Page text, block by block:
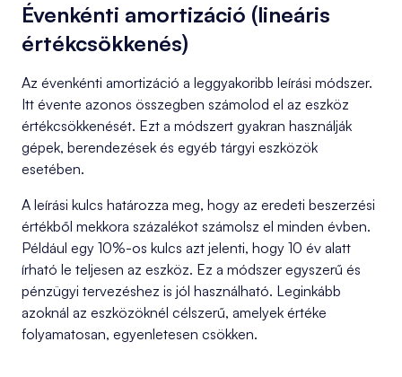
Évenkénti amortizáció (lineáris
értékcsökkenés)
Az évenkénti amortizáció a leggyakoribb leírási módszer.
Itt évente azonos összegben számolod el az eszköz
értékcsökkenését. Ezt a módszert gyakran használják
gépek, berendezések és egyéb tárgyi eszközök
esetében.
A leírási kulcs határozza meg, hogy az eredeti beszerzési
értékből mekkora százalékot számolsz el minden évben.
Például egy 10%-os kulcs azt jelenti, hogy 10 év alatt
írható le teljesen az eszköz. Ez a módszer egyszerű és
pénzügyi tervezéshez is jól használható. Leginkább
azoknál az eszközöknél célszerű, amelyek értéke
folyamatosan, egyenletesen csökken.